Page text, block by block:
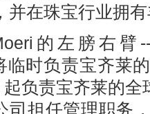
并在珠宝行业拥
的左膀右
临时负责宝齐莱
负责宝齐莱的
司担任管理职务